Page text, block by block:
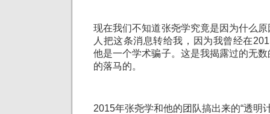
现在我们不知道张尧学究竟是因为什么
人把这条消息转给我，因为我曾经在
他是一个学术骗子。这是我揭露过的无
的落马的。
2015年张尧学和他的团队搞出来的“透明